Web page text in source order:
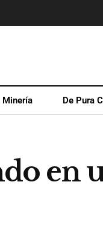
Minería De Pura
en